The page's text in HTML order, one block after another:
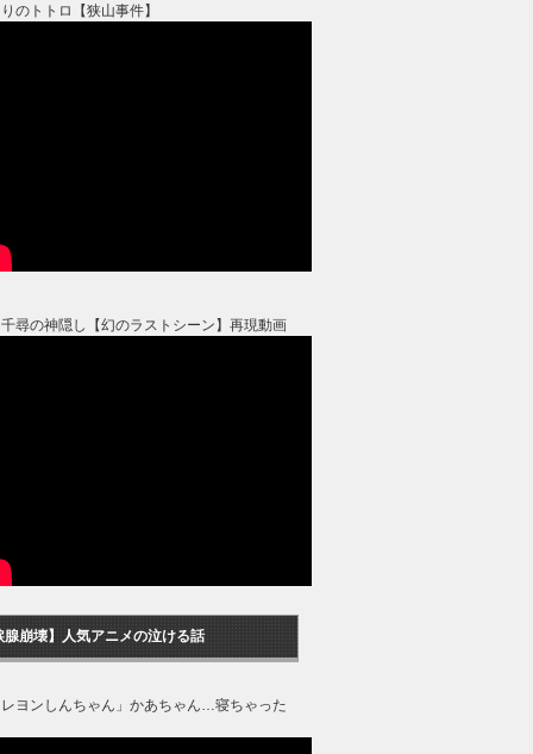
のトトロ【狭山事件】
尋の神隠し【幻のラストシーン】再現動画
腺崩壊】人気アニメの泣ける話
ヨンしんちゃん」かあちゃん…寝ちゃった